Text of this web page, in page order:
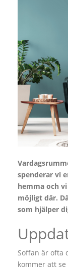
spenderar vi
hemma och
möjligt där.
som hjälper
Soffan är ofta
kommer att